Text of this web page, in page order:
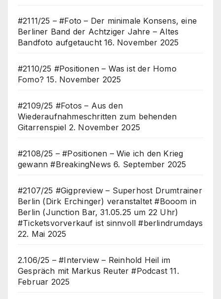
#2111/25 – #Foto – Der minimale Konsens, eine
Berliner Band der Achtziger Jahre – Altes
Bandfoto aufgetaucht 16. November 2025
#2110/25 #Positionen – Was ist der Homo
Fomo? 15. November 2025
#2109/25 #Fotos – Aus den
Wiederaufnahmeschritten zum behenden
Gitarrenspiel 2. November 2025
#2108/25 – #Positionen – Wie ich den Krieg
gewann #BreakingNews 6. September 2025
#2107/25 #Gigpreview – Superhost Drumtrainer
Berlin (Dirk Erchinger) veranstaltet #Booom in
Berlin (Junction Bar, 31.05.25 um 22 Uhr)
#Ticketsvorverkauf ist sinnvoll #berlindrumdays
22. Mai 2025
2.106/25 – #Interview – Reinhold Heil im
Gespräch mit Markus Reuter #Podcast 11.
Februar 2025